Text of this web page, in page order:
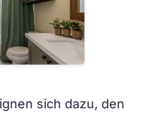
sich dazu, den